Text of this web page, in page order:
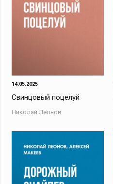
14.05.2025
Свинцовый поцелуй
Николай Леонов